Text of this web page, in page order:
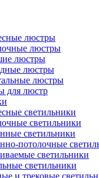
люстры
люстры
люстры
люстры
люстры
для люстр
светильники
светильники
светильники
потолочные
светильники
светильники
и трековые